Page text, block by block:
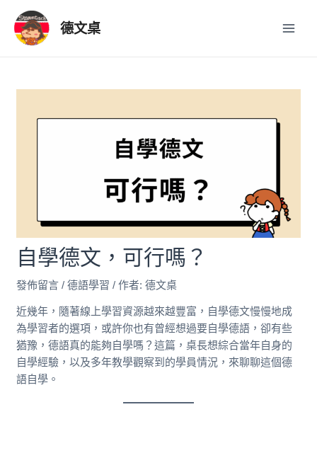
德文桌
自學德文，可行嗎？
發佈留言 /德語學習 / 作者:德文桌
近幾年，隨著線上學習資源越來越豐富，自學德文慢慢地成
為學習者的選項，或許你也有曾經想過要自學德語，卻有些
猶豫，德語真的能夠自學嗎？這篇，桌長想綜合當年自身的
自學經驗，以及多年教學觀察到的學員情況，來聊聊這個德
語自學。
navigation